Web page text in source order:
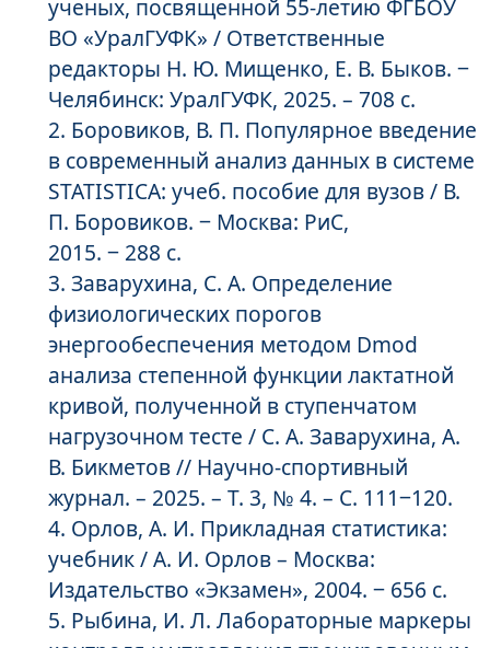
ученых, посвященной 55-летию ФГБОУ
ВО «УралГУФК» / Ответственные
редакторы Н. Ю. Мищенко, Е. В. Быков. ‒
Челябинск: УралГУФК, 2025. – 708 с.
Боровиков, В. П. Популярное введение
в современный анализ данных в системе
STATISTICA: учеб. пособие для вузов / В.
П. Боровиков. ‒ Москва: РиС,
2015. ‒ 288 c.
Заварухина, С. А. Определение
физиологических порогов
энергообеспечения методом Dmod
анализа степенной функции лактатной
кривой, полученной в ступенчатом
нагрузочном тесте / С. А. Заварухина, А.
В. Бикметов // Научно-спортивный
журнал. – 2025. – Т. 3, № 4. – С. 111‒120.
Орлов, А. И. Прикладная статистика:
учебник / А. И. Орлов – Москва:
Издательство «Экзамен», 2004. ‒ 656 с.
Рыбина, И. Л. Лабораторные маркеры